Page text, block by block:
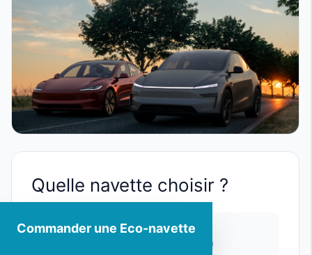
Quelle navette choisir ?
Standard
Délai de prise en charge de 0 à 15 min
Commander une Eco-navette